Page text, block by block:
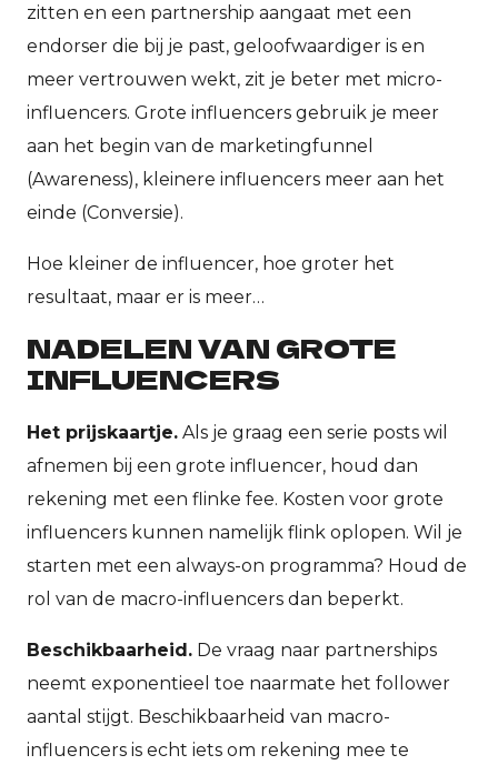
zitten en een partnership aangaat met een
endorser die bij je past, geloofwaardiger is en
meer vertrouwen wekt, zit je beter met micro-
influencers. Grote influencers gebruik je meer
aan het begin van de marketingfunnel
(Awareness), kleinere influencers meer aan het
einde (Conversie).
Hoe kleiner de influencer, hoe groter het
resultaat, maar er is meer…
NADELEN VAN GROTE
INFLUENCERS
Het prijskaartje. Als je graag een serie posts wil
afnemen bij een grote influencer, houd dan
rekening met een flinke fee. Kosten voor grote
influencers kunnen namelijk flink oplopen. Wil je
starten met een always-on programma? Houd de
rol van de macro-influencers dan beperkt.
Beschikbaarheid. De vraag naar partnerships
neemt exponentieel toe naarmate het follower
aantal stijgt. Beschikbaarheid van macro-
influencers is echt iets om rekening mee te